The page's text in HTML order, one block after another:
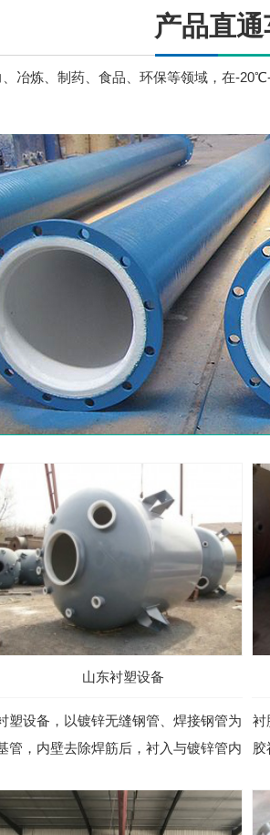
产品直通
冶炼、制药、食品、环保等领域，在-
山东衬塑设备
塑设备，以镀锌无缝钢管、焊接钢管为
管，内壁去除焊筋后，衬入与镀锌管内
衬
胶